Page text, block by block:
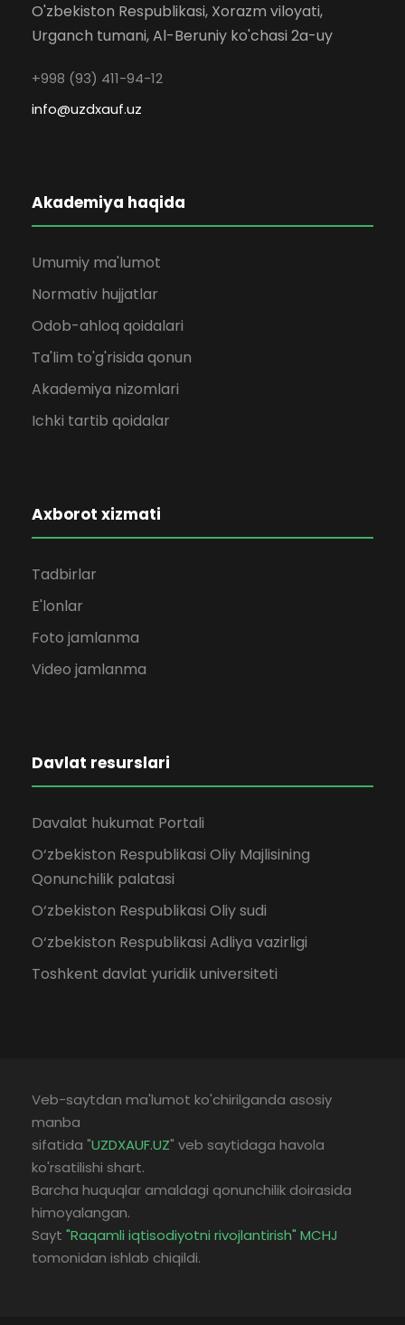
O'zbekiston Respublikasi, Xorazm viloyati,
Urganch tumani, Al-Beruniy ko'chasi 2a-uy
+998 (93) 411-94-12
info@uzdxauf.uz
Akademiya haqida
Umumiy ma'lumot
Normativ hujjatlar
Odob-ahloq qoidalari
Ta'lim to'g'risida qonun
Akademiya nizomlari
Ichki tartib qoidalar
Axborot xizmati
Tadbirlar
E'lonlar
Foto jamlanma
Video jamlanma
Davlat resurslari
Davalat hukumat Portali
O‘zbekiston Respublikasi Oliy Majlisining
Qonunchilik palatasi
O‘zbekiston Respublikasi Oliy sudi
O‘zbekiston Respublikasi Adliya vazirligi
Toshkent davlat yuridik universiteti
Veb-saytdan ma'lumot ko'chirilganda asosiy
manba
sifatida "UZDXAUF.UZ" veb saytidaga havola
ko'rsatilishi shart.
Barcha huquqlar amaldagi qonunchilik doirasida
himoyalangan.
Sayt "Raqamli iqtisodiyotni rivojlantirish" MCHJ
tomonidan ishlab chiqildi.